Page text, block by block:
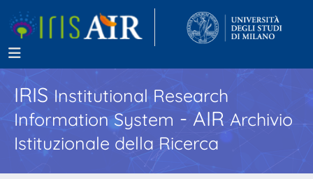
IRISInstitutional Research
Information System - AIR Archivio
Istituzionale della Ricerca